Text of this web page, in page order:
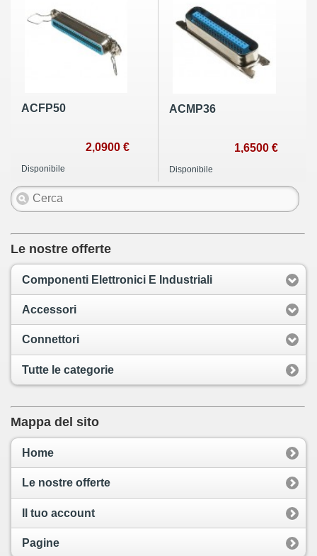
ACFP50
2,0900 €
Disponibile
ACMP36
1,6500 €
Disponibile
Le nostre offerte
Componenti Elettronici E Industriali
Accessori
Connettori
Tutte le categorie
Mappa del sito
Home
Le nostre offerte
Il tuo account
Pagine